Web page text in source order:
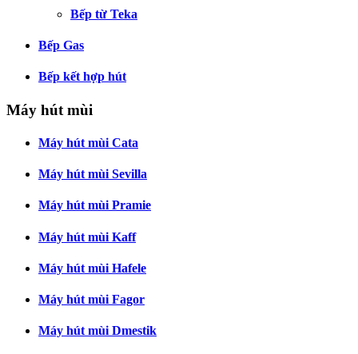
Bếp từ Teka
Bếp Gas
Bếp kết hợp hút
Máy hút mùi
Máy hút mùi Cata
Máy hút mùi Sevilla
Máy hút mùi Pramie
Máy hút mùi Kaff
Máy hút mùi Hafele
Máy hút mùi Fagor
Máy hút mùi Dmestik